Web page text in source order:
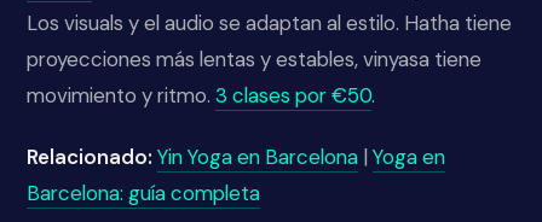
Los visuals y el audio se adaptan al estilo. Hatha tiene
proyecciones más lentas y estables, vinyasa tiene
movimiento y ritmo. 3 clases por €50.
Relacionado: Yin Yoga en Barcelona | Yoga en
Barcelona: guía completa